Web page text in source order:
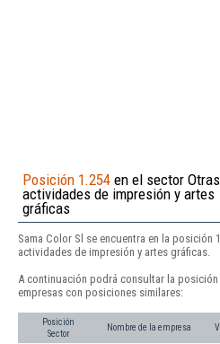
Posición 1.254 en el sector Otras
actividades de impresión y artes
gráficas
Sama Color Sl se encuentra en la posición
actividades de impresión y artes gráficas.
A continuación podrá consultar la posición
empresas con posiciones similares:
Posición
Sector
Nombre de la empresa